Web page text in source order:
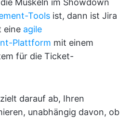
Muskeln im Showdown
Tools ist, dann ist Jira
eine agile
Plattform mit einem
für die Ticket-
darauf ab, Ihren
unabhängig davon, ob